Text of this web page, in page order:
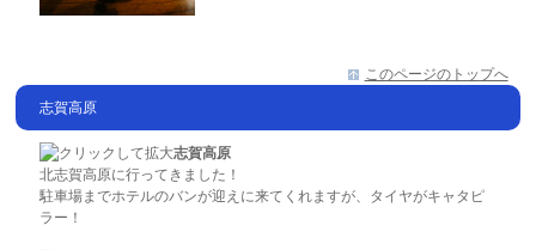
このページのトップへ
志賀高原
志賀高原
北志賀高原に行ってきました！
駐車場までホテルのバンが迎えに来てくれますが、タイヤがキャタピ
ラー！